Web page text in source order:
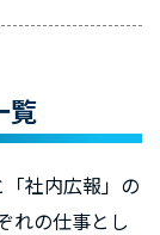
覧
社内広報」の
れの仕事とし